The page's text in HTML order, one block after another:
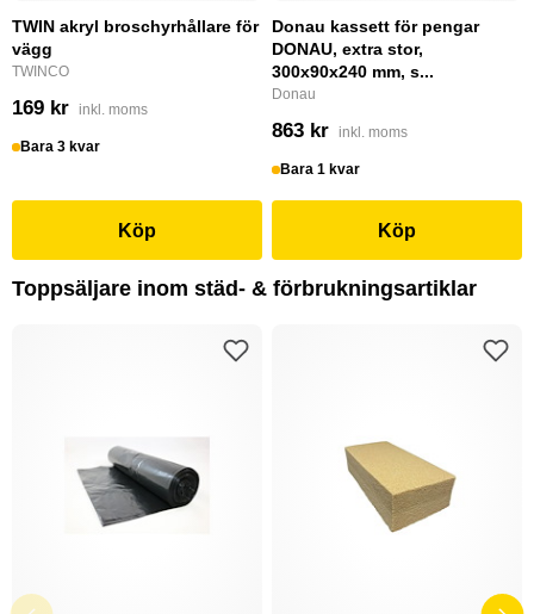
TWIN akryl broschyrhållare för
vägg
TWINCO
169 kr inkl. moms
Bara 3 kvar
Köp
Donau kassett för pengar
DONAU, extra stor,
300x90x240 mm, s...
Donau
863 kr inkl. moms
Bara 1 kvar
Köp
Toppsäljare inom städ- & förbrukningsartiklar